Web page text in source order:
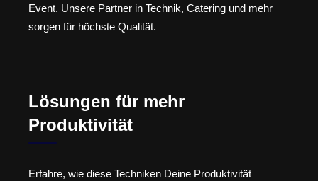
Event. Unsere Partner in Technik, Catering und mehr
sorgen für höchste Qualität.
Lösungen für mehr
Produktivität
Erfahre, wie diese Techniken Deine Produktivität